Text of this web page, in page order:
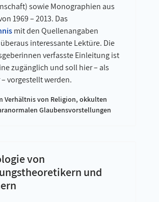
sowie Monographien aus
1969 – 2013. Das
mit den Quellenangaben
interessante Lektüre. Die
verfasste Einleitung ist
zugänglich und soll hier – als
vorgestellt werden.
Verhältnis von Religion, okkulten
Glaubensvorstellungen
von
und